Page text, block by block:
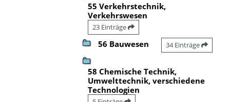
55 Verkehrstechnik,
Verkehrswesen
23 Einträge
56 Bauwesen 34 Einträge
58 Chemische Technik,
Umwelttechnik, verschiedene
Technologien